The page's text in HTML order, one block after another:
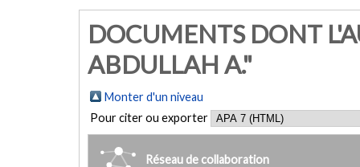
DOCUMENTS DONT
ABDULLAH A."
Monter d'un niveau
Pour citer ou exporter
Réseau de collaboration